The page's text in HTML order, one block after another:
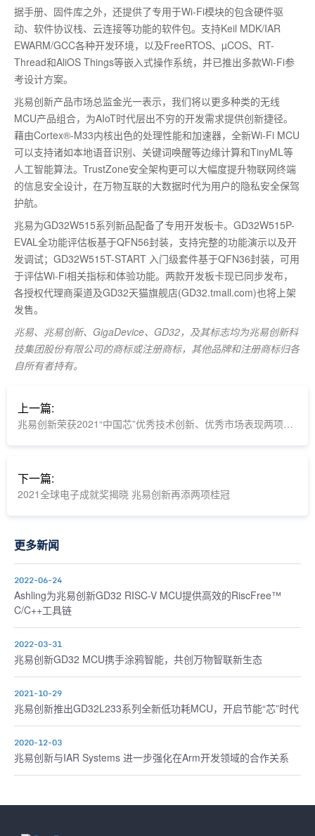
据手册、固件库之外，还提供了专用于Wi-Fi模块的包含硬件驱
动、软件协议栈、云连接等功能的软件包。支持Keil MDK/IAR
EWARM/GCC各种开发环境，以及FreeRTOS、µCOS、RT-
Thread和AliOS Things等嵌入式操作系统，并已推出多款Wi-Fi参
考设计方案。
兆易创新产品市场总监金光一表示，我们将以更多种类的无线
MCU产品组合，为AIoT时代层出不穷的开发需求提供创新捷径。
藉由Cortex®-M33内核出色的处理性能和加速器，全新Wi-Fi MCU
可以支持诸如本地语音识别、关键词唤醒等边缘计算和TinyML等
人工智能算法。TrustZone安全架构更可以大幅度提升物联网终端
的信息安全设计，在万物互联的大数据时代为用户的隐私安全保驾
护航。
兆易为GD32W515系列新品配备了专用开发板卡。GD32W515P-
EVAL全功能评估板基于QFN56封装，支持完整的功能演示以及开
发调试；GD32W515T-START 入门级套件基于QFN36封装，可用
于评估Wi-Fi相关指标和体验功能。两款开发板卡现已同步发布，
各授权代理商渠道及GD32天猫旗舰店(GD32.tmall.com)也将上架
发售。
兆易、兆易创新、GigaDevice、GD32，及其标志均为兆易创新科
技集团股份有限公司的商标或注册商标，其他品牌和注册商标归各
自所有者持有。
上一篇:
兆易创新荣获2021“中国芯”优秀技术创新、优秀市场表现两项大奖
下一篇:
2021全球电子成就奖揭晓 兆易创新再添两项桂冠
更多新闻
2022-06-24
Ashling为兆易创新GD32 RISC-V MCU提供高效的RiscFree™
C/C++工具链
2022-03-31
兆易创新GD32 MCU携手涂鸦智能，共创万物智联新生态
2021-10-29
兆易创新推出GD32L233系列全新低功耗MCU，开启节能“芯”时代
2020-12-03
兆易创新与IAR Systems 进一步强化在Arm开发领域的合作关系